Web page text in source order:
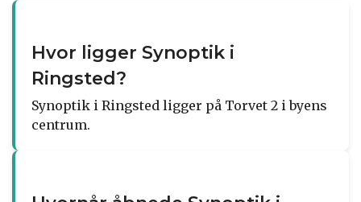
Hvor ligger Synoptik i
Ringsted?
Synoptik i Ringsted ligger på Torvet 2 i byens
centrum.